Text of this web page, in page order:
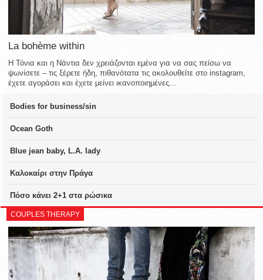
La bohème within
Η Τόνια και η Νάντια δεν χρειάζονται εμένα για να σας πείσω να
ψωνίσετε – τις ξέρετε ήδη, πιθανότατα τις ακολουθείτε στο instagram,
έχετε αγοράσει και έχετε μείνει ικανοποιημένες...
Bodies for business/sin
Ocean Goth
Blue jean baby, L.A. lady
Καλοκαίρι στην Πράγα
Πόσο κάνει 2+1 στα ρώσικα
COUPLES THERAPY